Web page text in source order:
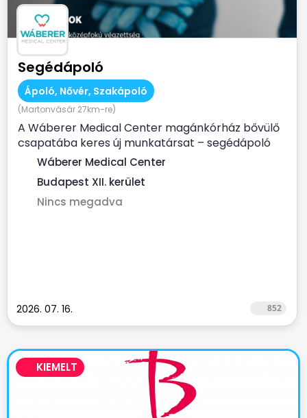
Segédápoló
Ápoló, Nővér, Szakápoló
(Martonvásár 27km-re)
A Wáberer Medical Center magánkórház bővülő
csapatába keres új munkatársat – segédápoló
munkakörbe! ...
Wáberer Medical Center
Budapest XII. kerület
Nincs megadva
2026. 07. 16. 852
KIEMELT